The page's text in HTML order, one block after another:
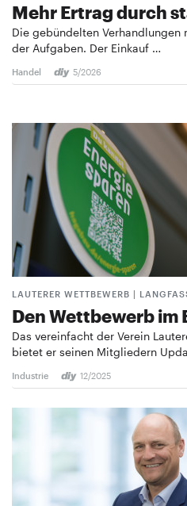
Mehr Ertrag durch
Die gebündelten
der Aufgaben. Der Einkauf …
Handel 5/2026
LAUTERER WETTBEWERB |
Den Wettbewerb im
Das vereinfacht der Verein
bietet er seinen Mitgliedern
Industrie 12/2025